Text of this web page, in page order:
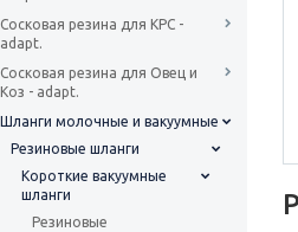
Сосковая резина для КРС -
adapt.
Сосковая резина для Овец и
Коз - adapt.
Шланги молочные и вакуумные
Резиновые шланги
Короткие вакуумные
шланги
Резиновые